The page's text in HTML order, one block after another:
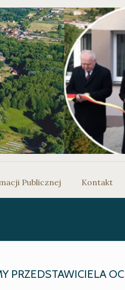
Publicznej Kontakt
PRZEDSTAWICIELA